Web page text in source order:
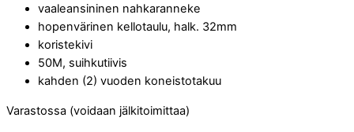
vaaleansininen nahkaranneke
hopenvärinen kellotaulu, halk. 32mm
koristekivi
50M, suihkutiivis
kahden (2) vuoden koneistotakuu
Varastossa (voidaan jälkitoimittaa)